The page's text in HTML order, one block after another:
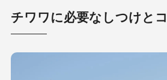
チワワに必要なしつけと